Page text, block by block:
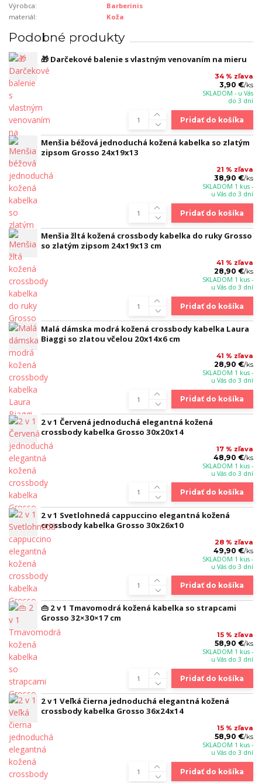
Výrobca:
Barberinis
materiál:
Koža
Podobné produkty
🎁 Darčekové balenie s vlastným venovaním na mieru
34 % zľava
3,90 €/ks
SKLADOM - u Vás
do 3 dní
Pridať do košíka
Menšia béžová jednoduchá kožená kabelka so zlatým
zipsom Grosso 24x19x13
21 % zľava
38,90 €/ks
SKLADOM 1 kus -
u Vás do 3 dní
Pridať do košíka
Menšia žltá kožená crossbody kabelka do ruky Grosso
so zlatým zipsom 24x19x13 cm
41 % zľava
28,90 €/ks
SKLADOM 1 kus -
u Vás do 3 dní
Pridať do košíka
Malá dámska modrá kožená crossbody kabelka Laura
Biaggi so zlatou včelou 20x14x6 cm
41 % zľava
28,90 €/ks
SKLADOM 1 kus -
u Vás do 3 dní
Pridať do košíka
2 v 1 Červená jednoduchá elegantná kožená
crossbody kabelka Grosso 30x20x14
17 % zľava
48,90 €/ks
SKLADOM 1 kus -
u Vás do 3 dní
Pridať do košíka
2 v 1 Svetlohnedá cappuccino elegantná kožená
crossbody kabelka Grosso 30x26x10
28 % zľava
49,90 €/ks
SKLADOM 1 kus -
u Vás do 3 dní
Pridať do košíka
👜 2 v 1 Tmavomodrá kožená kabelka so strapcami
Grosso 32×30×17 cm
15 % zľava
58,90 €/ks
SKLADOM 1 kus -
u Vás do 3 dní
Pridať do košíka
2 v 1 Veľká čierna jednoduchá elegantná kožená
crossbody kabelka Grosso 36x24x14
15 % zľava
58,90 €/ks
SKLADOM 1 kus -
u Vás do 3 dní
Pridať do košíka